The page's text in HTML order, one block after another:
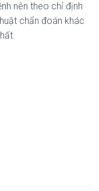
nên theo chỉ định
chẩn đoán khác